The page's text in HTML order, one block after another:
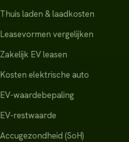
Thuis laden & laadkosten
Leasevormen vergelijken
Zakelijk EV leasen
Kosten elektrische auto
EV-waardebepaling
EV-restwaarde
Accugezondheid (SoH)